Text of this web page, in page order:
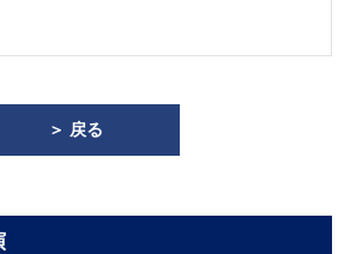
＞ 戻る